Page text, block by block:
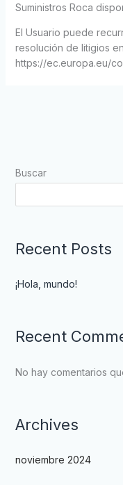
Suministros Roca
El Usuario puede
resolución de litigios
https://ec.europa.eu/
Buscar
Recent Posts
¡Hola, mundo!
Recent
No hay comentarios
Archives
noviembre 2024